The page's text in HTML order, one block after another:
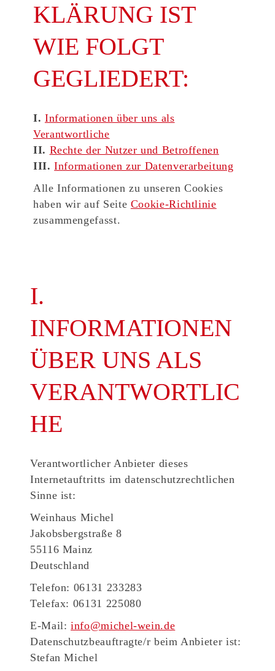
KLÄRUNG IST
WIE FOLGT
GEGLIEDERT:
I. Informationen über uns als
Verantwortliche
II. Rechte der Nutzer und Betroffenen
III. Informationen zur Datenverarbeitung
Alle Informationen zu unseren Cookies
haben wir auf Seite Cookie-Richtlinie
zusammengefasst.
I.
INFORMATIONEN
ÜBER UNS ALS
VERANTWORTLIC
HE
Verantwortlicher Anbieter dieses
Internetauftritts im datenschutzrechtlichen
Sinne ist:
Weinhaus Michel
Jakobsbergstraße 8
55116 Mainz
Deutschland
Telefon: 06131 233283
Telefax: 06131 225080
E-Mail:info@michel-wein.de
Datenschutzbeauftragte/r beim Anbieter ist:
Stefan Michel